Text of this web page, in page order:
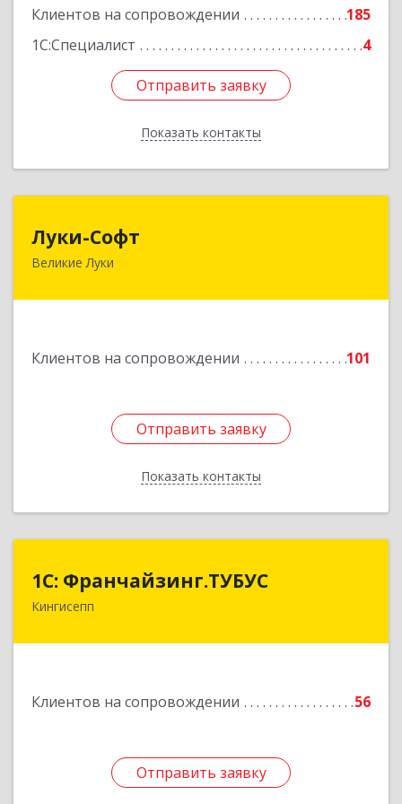
Клиентов на сопровождении
185
1С:Специалист
4
Отправить заявку
Показать контакты
Отправить заявку
Назад
Луки-Софт
Великие Луки
Клиентов на сопровождении 101
Отправить заявку
Показать контакты
182113, Псковская обл, Великие Луки г,
Отправить заявку
Назад
1С: Франчайзинг.ТУБУС
Кингисепп
Клиентов на сопровождении 56
Отправить заявку
1С: Франчайзинг.ТУБУС
Отправить заявку